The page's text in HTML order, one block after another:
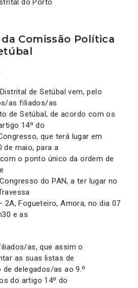
do Porto
Comissão Política
de Setúbal vem, pelo
as filiados/as
de Setúbal, de acordo com os
14º do
que terá lugar em
de maio, para a
o ponto único da ordem de
do PAN, a ter lugar no
2A, Fogueteiro, Amora, no dia 07
e as
as, que assim o
as suas listas de
delegados/as ao 9.º
do artigo 14º do